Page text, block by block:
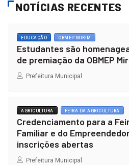
NOTÍCIAS RECENTES
EDUCAÇÃO OBMEP MIRIM
Estudantes são
de premiação da OBMEP
Prefeitura Municipal
AGRICULTURA FEIRA DA AGRICULTURA
Credenciamento para a
Familiar e do
inscrições abertas
Prefeitura Municipal